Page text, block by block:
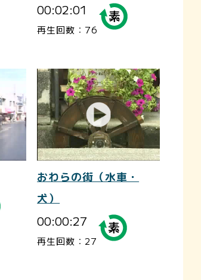
00:02:01
再生回数：76
おわらの街（水車・
犬）
00:00:27
再生回数：27